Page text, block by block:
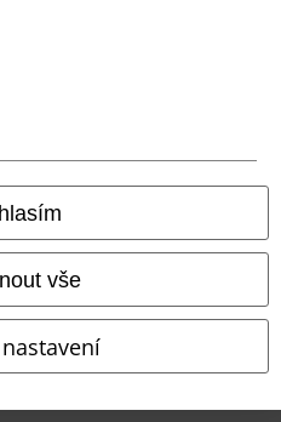
vše
poštovného a balného